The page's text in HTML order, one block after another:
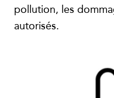
pollution, les
autorisés.